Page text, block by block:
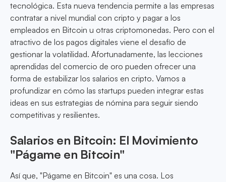
tecnológica. Esta nueva tendencia permite a las empresas
contratar a nivel mundial con cripto y pagar a los
empleados en Bitcoin u otras criptomonedas. Pero con el
atractivo de los pagos digitales viene el desafío de
gestionar la volatilidad. Afortunadamente, las lecciones
aprendidas del comercio de oro pueden ofrecer una
forma de estabilizar los salarios en cripto. Vamos a
profundizar en cómo las startups pueden integrar estas
ideas en sus estrategias de nómina para seguir siendo
competitivas y resilientes.
Salarios en Bitcoin: El Movimiento
"Págame en Bitcoin"
Así que, "Págame en Bitcoin" es una cosa. Los